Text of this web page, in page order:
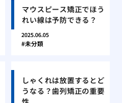
マウスピース矯正でほう
れい線は予防できる？
2025.06.05
未分類
しゃくれは放置するとど
うなる？歯列矯正の重要